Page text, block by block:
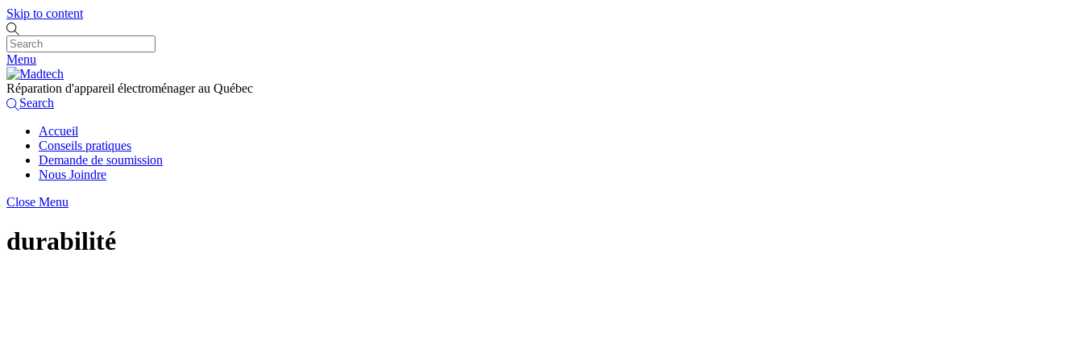
Skip to content
Menu
Réparation d'appareil électroménager au Québec
Search
Accueil
Conseils pratiques
Demande de soumission
Nous Joindre
Close Menu
durabilité